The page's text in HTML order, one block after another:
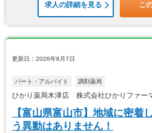
求人の詳細を見る こ
更新日：2026年8月7日
パート・アルバイト 調剤薬局
ひかり薬局木津店 株式会社ひかりファー
【富山県富山市】地域に密
う異動はありません！